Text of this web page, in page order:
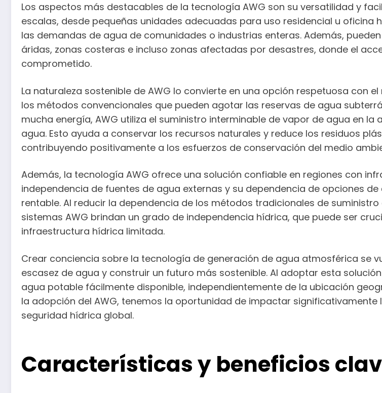
Los aspectos más destacables de la tecnología AWG son su versatilidad y
escalas, desde pequeñas unidades adecuadas para uso residencial u
las demandas de agua de comunidades o industrias enteras. Además,
áridas, zonas costeras e incluso zonas afectadas por desastres, donde el
comprometido.
La naturaleza sostenible de AWG lo convierte en una opción respetuosa con
los métodos convencionales que pueden agotar las reservas de agua
mucha energía, AWG utiliza el suministro interminable de vapor de agua en
agua. Esto ayuda a conservar los recursos naturales y reduce los residuos
contribuyendo positivamente a los esfuerzos de conservación del medio
Además, la tecnología AWG ofrece una solución confiable en regiones con
independencia de fuentes de agua externas y su dependencia de opciones
rentable. Al reducir la dependencia de los métodos tradicionales de
sistemas AWG brindan un grado de independencia hídrica, que puede ser
infraestructura hídrica limitada.
Crear conciencia sobre la tecnología de generación de agua atmosférica se
escasez de agua y construir un futuro más sostenible. Al adoptar esta
agua potable fácilmente disponible, independientemente de la ubicación
la adopción del AWG, tenemos la oportunidad de impactar
seguridad hídrica global.
Características y beneficios